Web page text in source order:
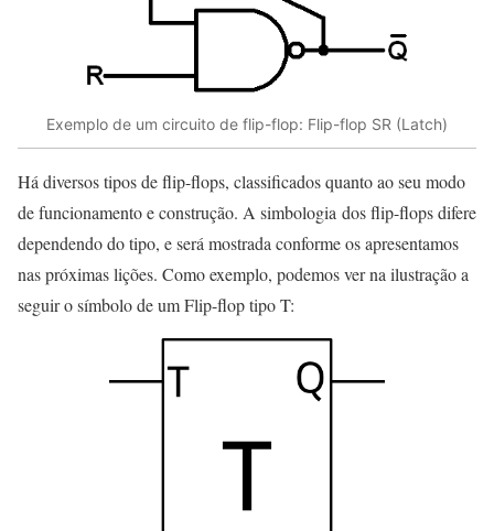
Exemplo de um circuito de flip-flop: Flip-flop SR (Latch)
Há diversos tipos de flip-flops, classificados quanto ao seu modo
de funcionamento e construção. A simbologia dos flip-flops difere
dependendo do tipo, e será mostrada conforme os apresentamos
nas próximas lições. Como exemplo, podemos ver na ilustração a
seguir o símbolo de um Flip-flop tipo T: